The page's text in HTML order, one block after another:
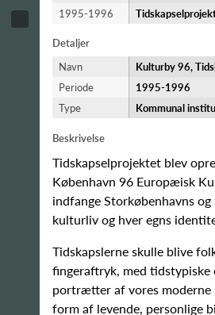
1995-1996
Detaljer
Navn
Kulturby 96,
Periode
1995-​1996
Type
Kommunal
Beskrivelse
Tidskapselprojektet blev
København 96 Europæisk
indfange Storkøbenhavns
kulturliv og hver egns
Tidskapslerne skulle blive
fingeraftryk, med
portrætter af vores moderne
form af levende, personlige